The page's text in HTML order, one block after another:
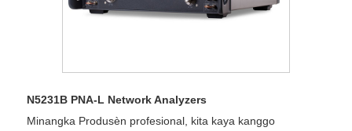
N5231B PNA-L Network Analyzers
Minangka Produsèn profesional, kita kaya kanggo